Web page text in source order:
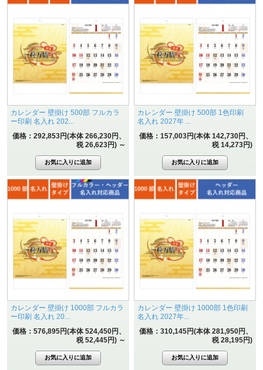
カレンダー 壁掛け 500部 フルカラ
ー印刷 名入れ 202...
価格：292,853円(本体 266,230円、
税 26,623円) ～
カレンダー 壁掛け 500部 1色印刷
名入れ 2027年 ...
価格：157,003円(本体 142,730円、
税 14,273円)
カレンダー 壁掛け 1000部 フルカラ
ー印刷 名入れ 20...
価格：576,895円(本体 524,450円、
税 52,445円) ～
カレンダー 壁掛け 1000部 1色印刷
名入れ 2027年...
価格：310,145円(本体 281,950円、
税 28,195円)